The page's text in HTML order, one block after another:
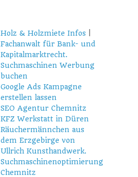
Holz & Holzmiete Infos|
Fachanwalt für Bank- und
Kapitalmarktrecht.
Suchmaschinen Werbung
buchen
Google Ads Kampagne
erstellen lassen
SEO Agentur Chemnitz
KFZ Werkstatt in Düren
Räuchermännchen aus
dem Erzgebirge von
Ullrich Kunsthandwerk.
Suchmaschinenoptimierung
Chemnitz